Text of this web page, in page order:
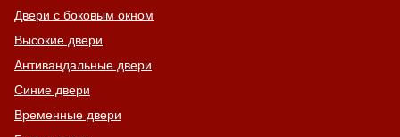
Двери с боковым окном
Высокие двери
Антивандальные двери
Синие двери
Временные двери